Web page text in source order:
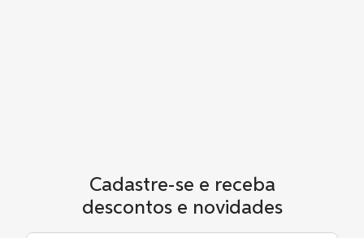
Cadastre-se e receba
descontos e novidades